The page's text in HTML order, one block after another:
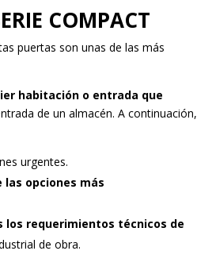
COMPACT
puertas son unas de las más
habitación o entrada que
de un almacén. A continuación,
urgentes.
las opciones más
los requerimientos técnicos de
de obra.